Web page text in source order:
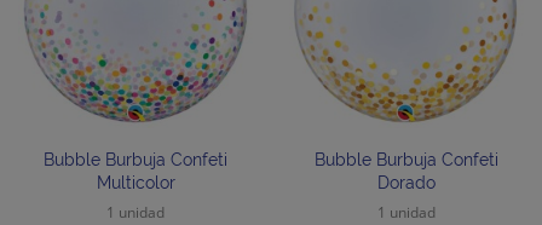
Bubble Burbuja Confeti
Multicolor
1 unidad
Bubble Burbuja Confeti
Dorado
1 unidad